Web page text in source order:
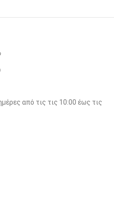
από τις τις 10:00 έως τις